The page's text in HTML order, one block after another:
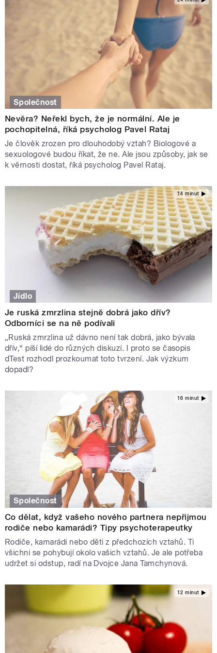
Společnost
Nevěra? Neřekl bych, že je normální. Ale je
pochopitelná, říká psycholog Pavel Rataj
Je člověk zrozen pro dlouhodobý vztah? Biologové a
sexuologové budou říkat, že ne. Ale jsou způsoby, jak se
k věrnosti dostat, říká psycholog Pavel Rataj.
14 minut
Jídlo
Je ruská zmrzlina stejně dobrá jako dřív?
Odborníci se na ně podívali
„Ruská zmrzlina už dávno není tak dobrá, jako bývala
dřív,“ píší lidé do různých diskuzí. I proto se časopis
dTest rozhodl prozkoumat toto tvrzení. Jak výzkum
dopadl?
16 minut
Společnost
Co dělat, když vašeho nového partnera nepřijmou
rodiče nebo kamarádi? Tipy psychoterapeutky
Rodiče, kamarádi nebo děti z předchozích vztahů. Ti
všichni se pohybují okolo vašich vztahů. Je ale potřeba
udržet si odstup, radí na Dvojce Jana Tamchynová.
12 minut